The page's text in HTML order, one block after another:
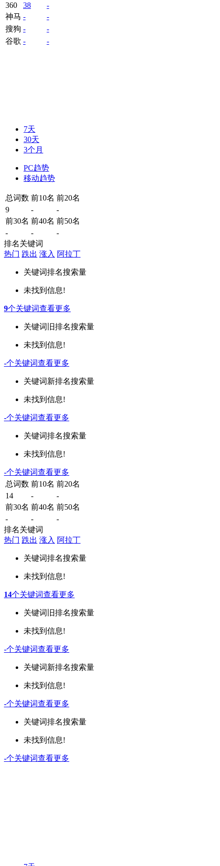
360
38
-
神马 -
-
搜狗 -
-
谷歌 - -
7天
30天
3个月
PC趋势
移动趋势
总词数 前10名 前20名
9
-
-
前30名 前40名 前50名
-
-
-
排名关键词
热门 跌出 涨入 阿拉丁
关键词排名搜索量
未找到信息!
9个关键词查看更多
关键词 旧排名搜索量
未找到信息!
-个关键词查看更多
关键词新排名搜索量
未找到信息!
-个关键词查看更多
关键词排名搜索量
未找到信息!
-个关键词查看更多
总词数 前10名 前20名
14
-
-
前30名 前40名 前50名
-
-
-
排名关键词
热门 跌出 涨入 阿拉丁
关键词排名搜索量
未找到信息!
14个关键词查看更多
关键词 旧排名搜索量
未找到信息!
-个关键词查看更多
关键词新排名搜索量
未找到信息!
-个关键词查看更多
关键词排名搜索量
未找到信息!
-个关键词查看更多